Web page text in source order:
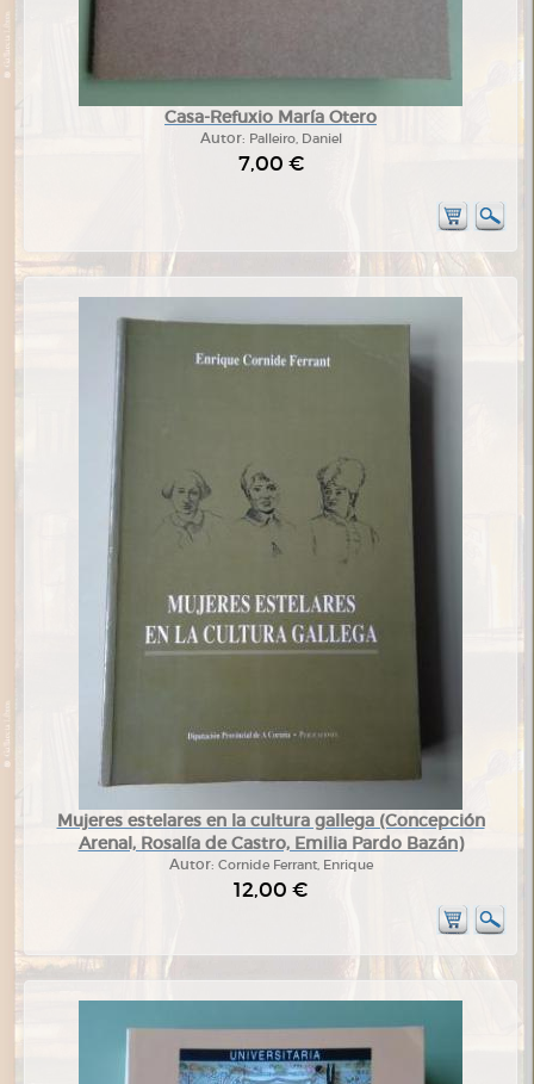
Casa-Refuxio María Otero
Autor: Palleiro, Daniel
7,00 €
Mujeres estelares en la cultura gallega (Concepción
Arenal, Rosalía de Castro, Emilia Pardo Bazán)
Autor: Cornide Ferrant, Enrique
12,00 €